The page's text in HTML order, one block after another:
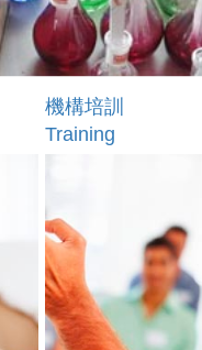
機構培訓
Training